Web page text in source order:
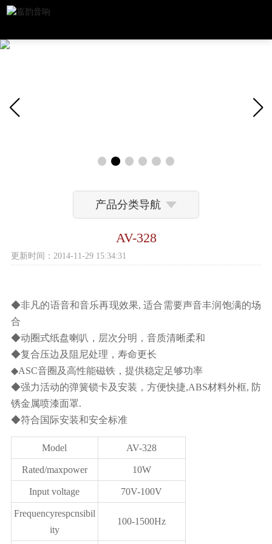
产品分类导航
AV-328
更新时间：2014-11-29 15:34:31
◆非凡的语音和音乐再现效果, 适合需要声音丰润饱满的场
合
◆动圈式纸盘喇叭，层次分明，音质清晰柔和
◆复合压边及阻尼处理，寿命更长
◆ASC音圈及高性能磁铁，提供稳定足够功率
◆强力活动的弹簧锁卡及安装，方便快捷,ABS材料外框, 防
锈金属喷漆面罩.
◆符合国际安装和安全标准
Model AV-328
Rated/maxpower 10W
Input voltage 70V-100V
Frequencyrespcnsibil
ity
100-1500Hz